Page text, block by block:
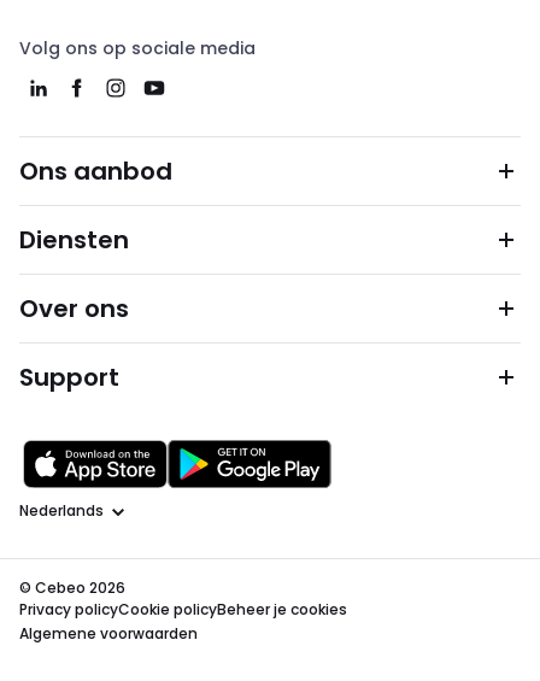
Volg ons op sociale media
Ons aanbod
Diensten
Over ons
Support
Taal
© Cebeo 2026
Privacy policyCookie policyBeheer je cookies
Algemene voorwaarden